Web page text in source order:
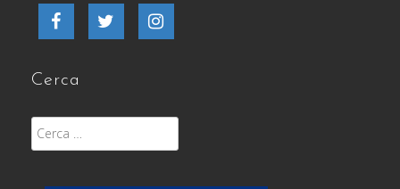
Facebook Twitter
Cerca
Ricerca
per: